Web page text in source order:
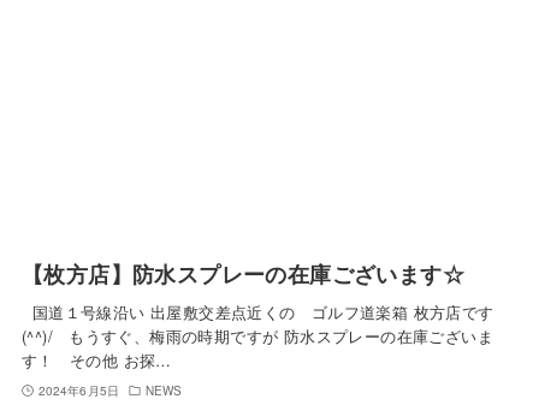
【枚方店】防水スプレーの在庫ございます☆
国道１号線沿い 出屋敷交差点近くの ゴルフ道楽箱 枚方店です
(^^)/ もうすぐ、梅雨の時期ですが 防水スプレーの在庫ございま
す！ その他 お探…
2024年6月5日 NEWS